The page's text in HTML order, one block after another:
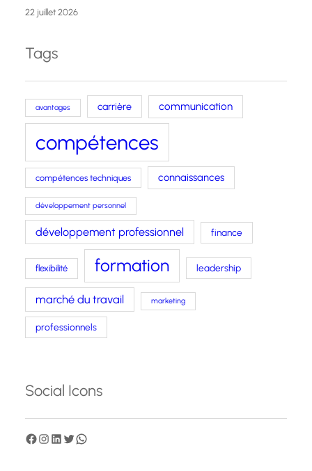
22 juillet 2026
Tags
avantages carrière communication
compétences
compétences techniques connaissances
développement personnel
développement professionnel finance
flexibilité formation leadership
marché du travail marketing
professionnels
Social Icons
F I
L T W